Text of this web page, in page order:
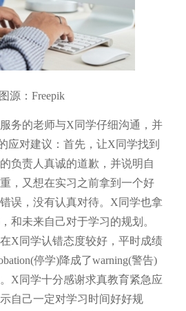
图源：Freepik
务的老师与X同学仔细沟通，并
应对建议：首先，让X同学找到
负责人真诚的道歉，并说明自
，又想在实习之前拿到一个好
误，没有认真对待。X同学也拿
和未来自己对于学习的规划。
X同学认错态度较好，平时成绩
停学)降成了warning(警告)
X同学十分感谢求真教育紧急应
自己一定对学习时间好好规